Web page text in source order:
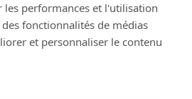
les performances et l'utilisation
fonctionnalités de médias
et personnaliser le contenu
Facebook
Instagram
YouTube
LinkedIn